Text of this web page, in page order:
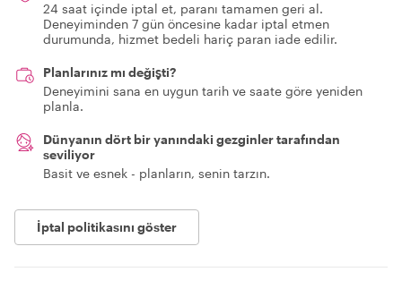
24 saat içinde iptal et, paranı tamamen geri al.
Deneyiminden 7 gün öncesine kadar iptal etmen
durumunda, hizmet bedeli hariç paran iade edilir.
Planlarınız mı değişti?
Deneyimini sana en uygun tarih ve saate göre yeniden
planla.
Dünyanın dört bir yanındaki gezginler tarafından
seviliyor
Basit ve esnek - planların, senin tarzın.
İptal politikasını göster